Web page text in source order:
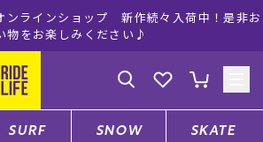
お ムラサキスポーツ公式オンラインショ
注文で送料無料！(※一部
会員登録
SURF SNOW SKATE